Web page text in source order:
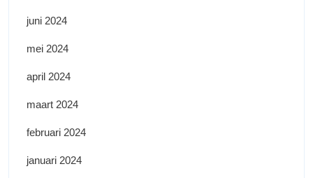
juni 2024
mei 2024
april 2024
maart 2024
februari 2024
januari 2024